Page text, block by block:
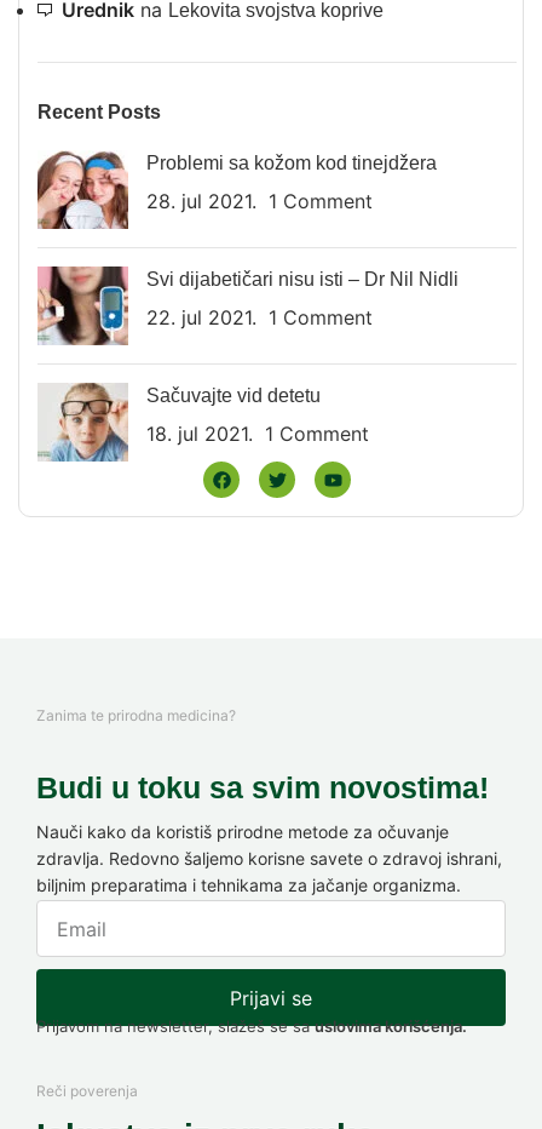
Urednik na Lekovita svojstva koprive
Recent Posts
Problemi sa kožom kod tinejdžera
28. jul 2021. 1 Comment
Svi dijabetičari nisu isti – Dr Nil Nidli
22. jul 2021. 1 Comment
Sačuvajte vid detetu
18. jul 2021. 1 Comment
Zanima te prirodna medicina?
Budi u toku sa svim novostima!
Nauči kako da koristiš prirodne metode za očuvanje
zdravlja. Redovno šaljemo korisne savete o zdravoj ishrani,
biljnim preparatima i tehnikama za jačanje organizma.
Prijavi se
Prijavom na newsletter, slažeš se sauslovima korišćenja.
Reči poverenja